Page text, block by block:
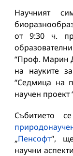
Научният
от 9:30 ч.
“Проф. Марин
на науките
“Седмица на
научен проект
Събитието
„Пенсофт“,
научни